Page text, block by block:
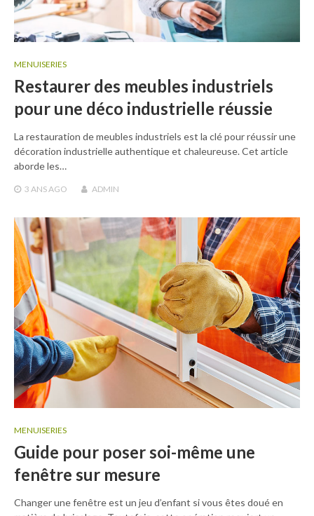
MENUISERIES
Restaurer des meubles industriels
pour une déco industrielle réussie
La restauration de meubles industriels est la clé pour réussir une
décoration industrielle authentique et chaleureuse. Cet article
aborde les…
3 ANSAGO ADMIN
MENUISERIES
Guide pour poser soi-même une
fenêtre sur mesure
Changer une fenêtre est un jeu d’enfant si vous êtes doué en